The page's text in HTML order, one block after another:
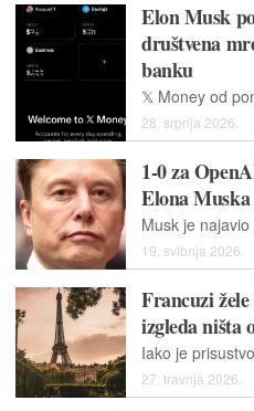
Elon Musk
društvena
banku
28. srpnja 2026.
1-0 za
Elona Muska
19. svibnja 2026.
Francuzi
izgleda ništa
27. travnja 2026.